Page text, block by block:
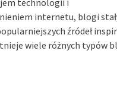
internetu, blogi
źródeł
wiele różnych typów